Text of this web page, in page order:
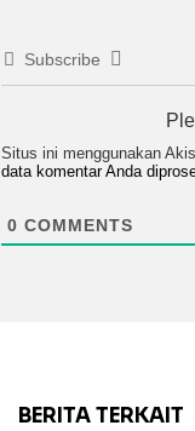
Subscribe
Situs ini menggunakan
data komentar Anda
0 COMMENTS
BERITA TERKAIT